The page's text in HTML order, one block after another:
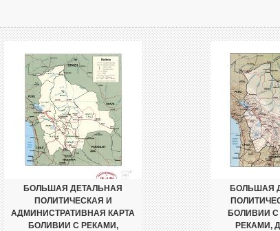
БОЛЬШАЯ ДЕТАЛЬНАЯ
ПОЛИТИЧЕСКАЯ И
АДМИНИСТРАТИВНАЯ КАРТА
БОЛИВИИ С РЕКАМИ,
БОЛЬШАЯ
БОЛИВИИ
РЕКАМИ,